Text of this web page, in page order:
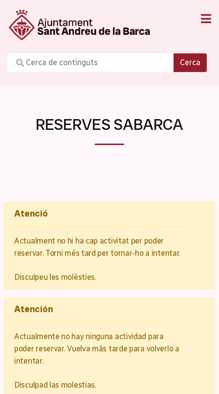
Cerca
RESERVES SABARCA
Atenció
Actualment no hi ha cap activitat per poder
reservar. Torni més tard per tornar-ho a intentar.
Disculpeu les molèsties.
Atención
Actualmente no hay ninguna actividad para
poder reservar. Vuelva más tarde para volverlo a
intentar.
Disculpad las molestias.